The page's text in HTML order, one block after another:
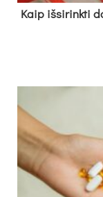
Kaip išsirinkti